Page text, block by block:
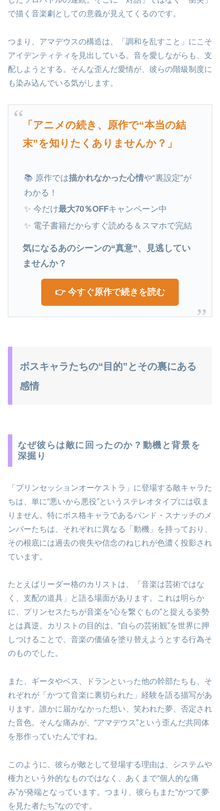
で描く音楽劇としての意義が見えてくるのです。
つまり、アマデウスの構造は、「調和を乱すこと」にこそ
アイデンティティを見出している。音を愛しながらも、支
配しようとする。そんな歪んだ愛情が、彼らの階級制度に
も染み込んでいる気がします。
「アニメの続き、原作で“本当の結
末”を知りたくありませんか？」
📚 原作では描かれなかった心情や“裏設定”が
わかる！
✨ 今だけ最大70％OFFキャンペーン中
✨ 電子書籍だからすぐ読める＆スマホで完結
気になるあのシーンの“真意”、見逃してい
ませんか？
👉 今すぐ原作で続きを読む
ボスキャラたちの“目的”とその裏にある
感情
なぜ彼らは敵に回ったのか？動機と背景を
深掘り
「プリンセッションオーケストラ」に登場する敵キャラた
ちは、単に“悪いから悪役”というステレオタイプには収ま
りません。特にボス格キャラであるバンド・スナッチのメ
ンバーたちは、それぞれに異なる「動機」を持っており、
その根底には過去の喪失や信念のねじれが色濃く投影され
ています。
たとえばリーダー格のカリストは、「音楽は芸術ではな
く、支配の道具」と語る場面があります。これは明らか
に、プリンセスたちが音楽を“心を繋ぐもの”と捉える姿勢
とは真逆。カリストの目的は、“自らの芸術観”を世界に押
しつけることで、音楽の価値を塗り替えようとする行為そ
のものでした。
また、ギータやベス、ドランといった他の幹部たちも、そ
れぞれが「かつて音楽に裏切られた」経験を語る描写があ
ります。誰かに届かなかった想い、笑われた夢、否定され
た音色。そんな痛みが、“アマデウス”という歪んだ共同体
を形作っていたんですね。
このように、彼らが敵として登場する理由は、システムや
権力という外的なものではなく、あくまで“個人的な痛
み”が発端となっています。つまり、彼らもまた“かつて夢
を見た者たち”なのです。